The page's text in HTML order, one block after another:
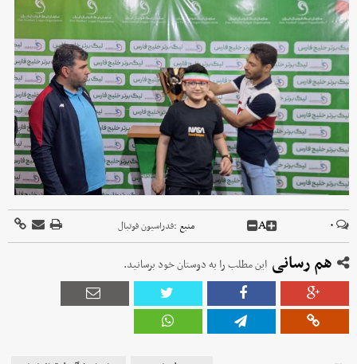
۰ A منبع :فدراسیون فوتبال
هم رسانی این مطلب را به دوستان خود برسانید.